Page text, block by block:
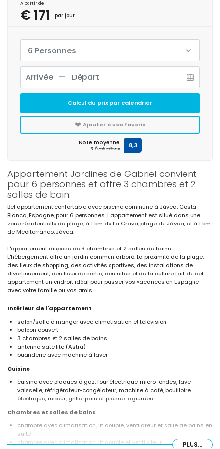
Appartement Jardines de Gabriel convient
pour 6 personnes et offre 3 chambres et 2
salles de bain.
Bel appartement confortable avec piscine commune à Jávea, Costa
Blanca, Espagne, pour 6 personnes. L'appartement est situé dans une
zone résidentielle de plage, à 1 km de La Grava, plage de Jávea, et à 1 km
de Mediterráneo, Jávea.
L'appartement dispose de 3 chambres et 2 salles de bains.
L'hébergement offre un jardin commun arboré. La proximité de la plage,
des lieux de shopping, des activités sportives, des installations de
divertissement, des lieux de sortie, des sites et de la culture fait de cet
appartement un endroit idéal pour passer vos vacances en Espagne
avec votre famille ou vos amis.
Intérieur de l'appartement
salon/salle à manger avec climatisation et télévision
balcon couvert
3 chambres et 2 salles de bains
antenne satellite (Astra)
buanderie avec machine à laver
Cuisine
cuisine avec plaques à gaz, four électrique, micro-ondes, lave-
vaisselle, réfrigérateur-congélateur, machine à café, bouilloire
électrique, mixeur, grille-pain et presse-agrumes
Chambres et salles de bains
chambre avec climatisation, lit double, ventilateur et salle de bains en
suite
chambre avec climatisation, lit double et ventilateur
PLUS...
À partir de
€ 171 par jour
6 Personnes
Calcul du prix par calendrier
Ajouter à vos favoris
Note moyenne
5 Évaluations 8,3